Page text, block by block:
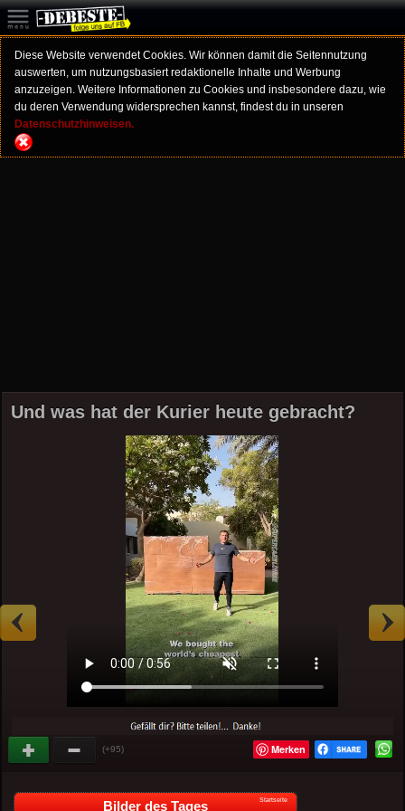
Diese Website verwendet Cookies. Wir können damit die Seitennutzung
auswerten, um nutzungsbasiert redaktionelle Inhalte und Werbung
anzuzeigen. Weitere Informationen zu Cookies und insbesondere dazu, wie
du deren Verwendung widersprechen kannst, findest du in unseren
Datenschutzhinweisen.
Und was hat der Kurier heute gebracht?
(+95) Merken
Bilder des Tages Startseite